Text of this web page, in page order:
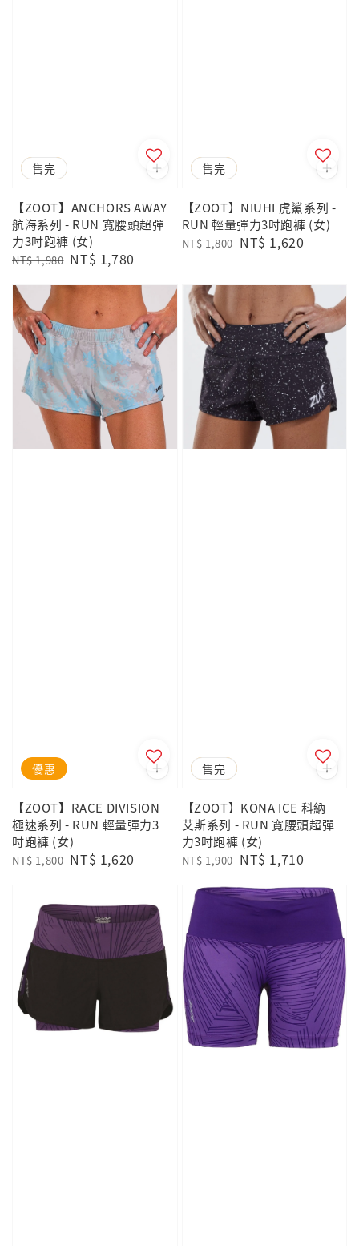
優惠
售完
【ZOOT】ANCHORS AWAY
航海系列 - RUN 寬腰頭超彈
力3吋跑褲 (女)
Regular
NT$ 1,980 Sale
NT$ 1,780
優惠
售完
【ZOOT】NIUHI 虎鯊系列 -
RUN 輕量彈力3吋跑褲 (女)
Regular
NT$ 1,800 Sale
NT$ 1,620
優惠
【ZOOT】RACE DIVISION
極速系列 - RUN 輕量彈力3
吋跑褲 (女)
Regular
NT$ 1,800 Sale
NT$ 1,620
優惠
售完
【ZOOT】KONA ICE 科納
艾斯系列 - RUN 寬腰頭超彈
力3吋跑褲 (女)
Regular
NT$ 1,900 Sale
NT$ 1,710